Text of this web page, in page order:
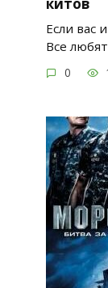
Если вас
Все
0